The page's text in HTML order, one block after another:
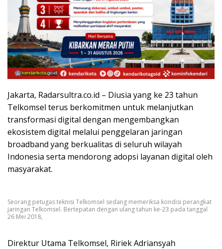
Jakarta, Radarsultra.co.id – Diusia yang ke 23 tahun
Telkomsel terus berkomitmen untuk melanjutkan
transformasi digital dengan mengembangkan
ekosistem digital melalui penggelaran jaringan
broadband yang berkualitas di seluruh wilayah
Indonesia serta mendorong adopsi layanan digital oleh
masyarakat.
Seorang petugas teknisi Telkomsel sedang memeriksa kondisi perangkat
jaringan Telkomsel. Bertepatan dengan ulang tahun ke-23 pada tanggal
26 Mei 2018,
Direktur Utama Telkomsel, Ririek Adriansyah